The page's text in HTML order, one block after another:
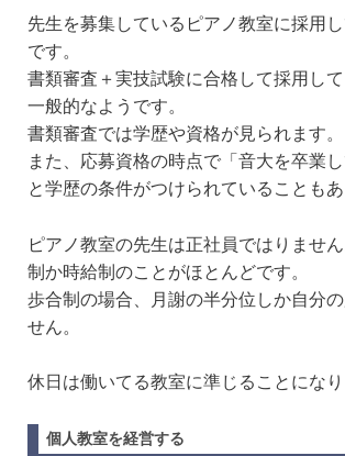
先生を募集しているピアノ教室に採用
です。
書類審査＋実技試験に合格して採用し
一般的なようです。
書類審査では学歴や資格が見られます。
また、応募資格の時点で「音大を卒業し
と学歴の条件がつけられていることもあ
ピアノ教室の先生は正社員ではりませ
制か時給制のことがほとんどです。
歩合制の場合、月謝の半分位しか自分
せん。
休日は働いてる教室に準じることになり
個人教室を経営する